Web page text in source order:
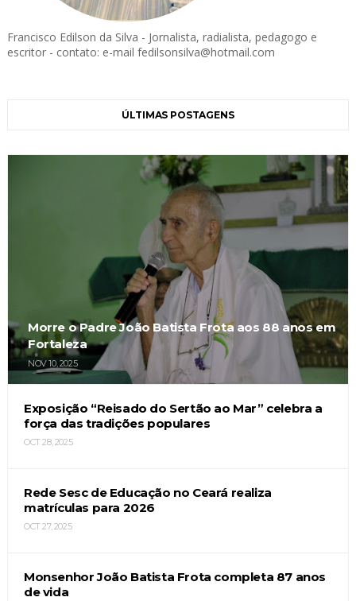
Francisco Edilson da Silva - Jornalista, radialista, pedagogo e
escritor - contato: e-mail fedilsonsilva@hotmail.com
ÚLTIMAS POSTAGENS
Morre o Padre João Batista Frota aos 88 anos em
Fortaleza
NOV 10, 2025
Exposição “Reisado do Sertão ao Mar” celebra a
força das tradições populares
OCT 28, 2025
Rede Sesc de Educação no Ceará realiza
matrículas para 2026
OCT 27, 2025
Monsenhor João Batista Frota completa 87 anos
de vida